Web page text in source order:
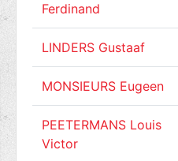
Ferdinand
LINDERS Gustaaf
MONSIEURS Eugeen
PEETERMANS Louis
Victor